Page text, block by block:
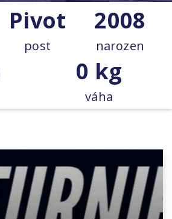
Pivot
post
2008
narozen
0 kg
váha